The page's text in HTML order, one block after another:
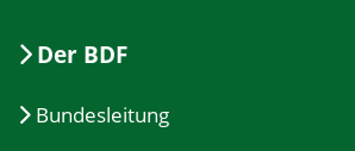
Der BDF
Bundesleitung